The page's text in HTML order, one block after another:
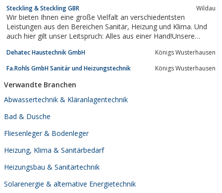
Steckling & Steckling GBR Wildau
Wir bieten Ihnen eine große Vielfalt an verschiedentsten
Leistungen aus den Bereichen Sanitär, Heizung und Klima. Und
auch hier gilt unser Leitspruch: Alles aus einer Hand!Unsere
Biobrennstoffe) für Haushalt und Industrie*
Synergiegemeinschaft Elektro •...
Dehatec Haustechnik GmbH
Königs Wusterhausen
Fa.Rohls GmbH Sanitär und Heizungstechnik
Königs Wusterhausen
Verwandte Branchen
Abwassertechnik & Kläranlagentechnik
Bad & Dusche
Fliesenleger & Bodenleger
Heizung, Klima & Sanitärbedarf
Heizungsbau & Sanitärtechnik
Solarenergie & alternative Energietechnik